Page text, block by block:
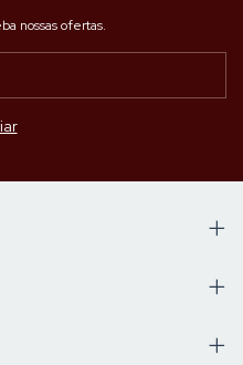
nossas ofertas.